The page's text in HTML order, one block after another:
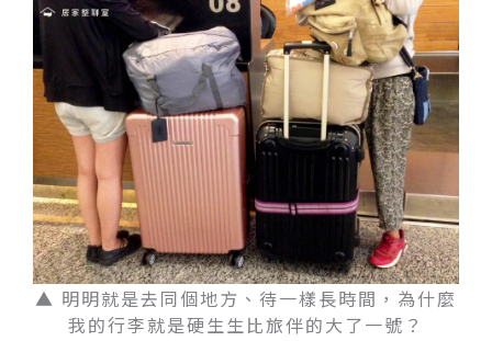
▲ 明明就是去同個地方、待一樣長時間，為什麼
我的行李就是硬生生比旅伴的大了一號？